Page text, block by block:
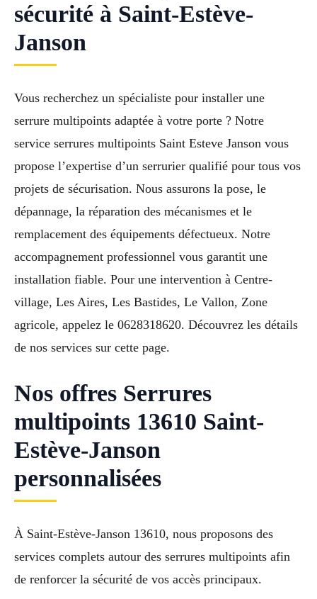
sécurité à Saint-Estève-
Janson
Vous recherchez un spécialiste pour installer une
serrure multipoints adaptée à votre porte ? Notre
service serrures multipoints Saint Esteve Janson vous
propose l’expertise d’un serrurier qualifié pour tous vos
projets de sécurisation. Nous assurons la pose, le
dépannage, la réparation des mécanismes et le
remplacement des équipements défectueux. Notre
accompagnement professionnel vous garantit une
installation fiable. Pour une intervention à Centre-
village, Les Aires, Les Bastides, Le Vallon, Zone
agricole, appelez le 0628318620. Découvrez les détails
de nos services sur cette page.
Nos offres Serrures
multipoints 13610 Saint-
Estève-Janson
personnalisées
À Saint-Estève-Janson 13610, nous proposons des
services complets autour des serrures multipoints afin
de renforcer la sécurité de vos accès principaux.